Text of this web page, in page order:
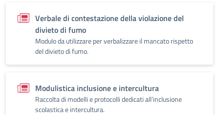
Verbale di contestazione della violazione del
divieto di fumo
Modulo da utilizzare per verbalizzare il mancato rispetto
del divieto di fumo.
Modulistica inclusione e intercultura
Raccolta di modelli e protocolli dedicati all’inclusione
scolastica e intercultura.